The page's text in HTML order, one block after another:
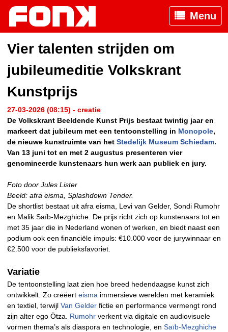
Menu
Vier talenten strijden om
jubileumeditie Volkskrant
Kunstprijs
27-03-2026 (08:15) - creatie
De Volkskrant Beeldende Kunst Prijs bestaat twintig jaar en
markeert dat jubileum met een tentoonstelling in Monopole,
de nieuwe kunstruimte van het Stedelijk Museum Schiedam.
Van 13 juni tot en met 2 augustus presenteren vier
genomineerde kunstenaars hun werk aan publiek en jury.
Foto door Jules Lister
Beeld: afra eisma, Splashdown Tender.
De shortlist bestaat uit afra eisma, Levi van Gelder, Sondi Rumohr
en Malik Saïb-Mezghiche. De prijs richt zich op kunstenaars tot en
met 35 jaar die in Nederland wonen of werken, en biedt naast een
podium ook een financiële impuls: €10.000 voor de jurywinnaar en
€2.500 voor de publieksfavoriet.
Variatie
De tentoonstelling laat zien hoe breed hedendaagse kunst zich
ontwikkelt. Zo creëert eisma immersieve werelden met keramiek
en textiel, terwijl Van Gelder fictie en performance vermengt rond
zijn alter ego Ötza. Rumohr verkent via digitale en audiovisuele
vormen thema’s als diaspora en technologie, en Saïb-Mezghiche